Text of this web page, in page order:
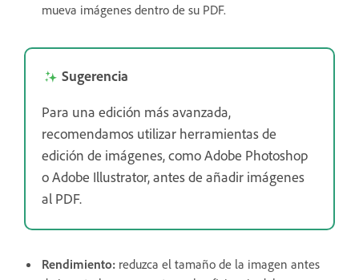
mueva imágenes dentro de su PDF.
Sugerencia
Para una edición más avanzada,
recomendamos utilizar herramientas de
edición de imágenes, como Adobe Photoshop
o Adobe Illustrator, antes de añadir imágenes
al PDF.
Rendimiento: reduzca el tamaño de la imagen antes